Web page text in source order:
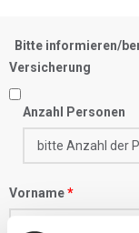
Bitte informieren/
Versicherung
Anzahl Personen
Vorname